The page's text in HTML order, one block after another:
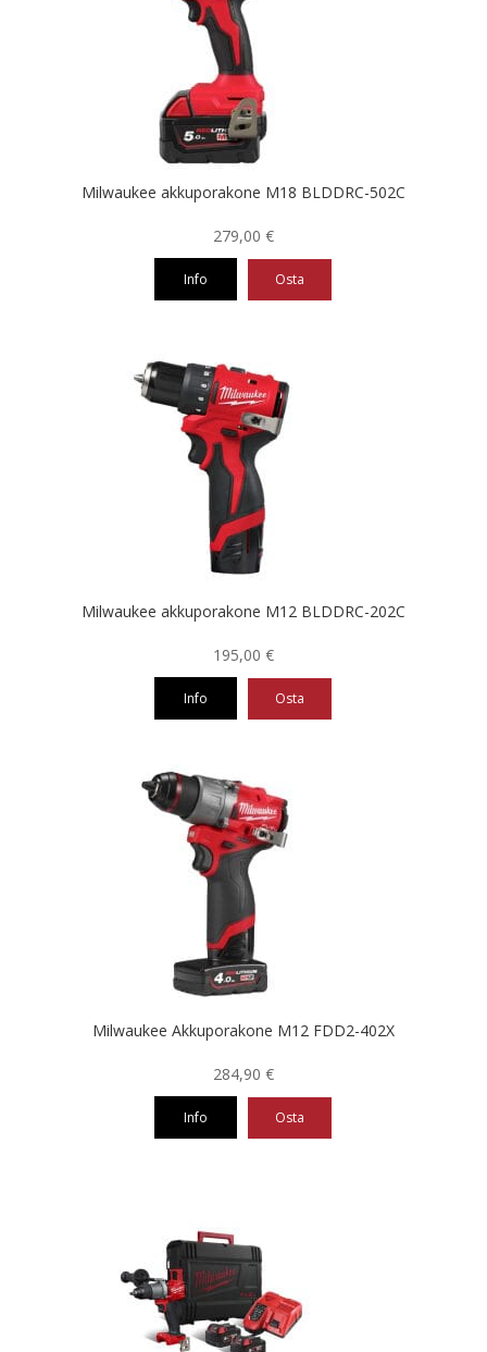
Milwaukee akkuporakone M18 BLDDRC-502C
279,00 €
Info Osta
Milwaukee akkuporakone M12 BLDDRC-202C
195,00 €
Info Osta
Milwaukee Akkuporakone M12 FDD2-402X
284,90 €
Info Osta